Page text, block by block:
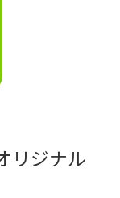
リジナル